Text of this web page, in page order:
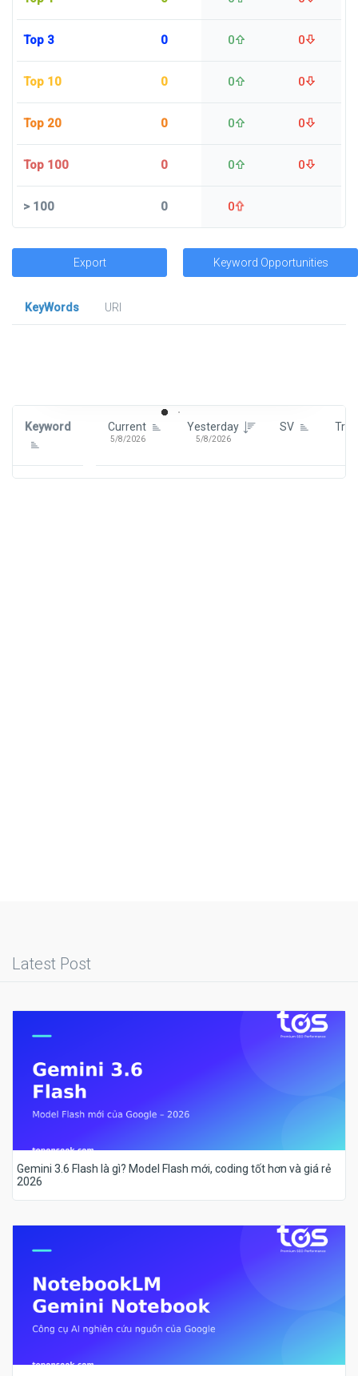
Top 3 0 0 0
Top 10 0 0 0
Top 20 0 0 0
Top 100 0 0 0
>100 0 0
Export Keyword Opportunities
KeyWords
URl
Keyword Current
5/8/2026
Yesterday
5/8/2026
SV
Latest Post
Gemini 3.6 Flash là gì? Model Flash mới, coding tốt hơn và giá rẻ
2026